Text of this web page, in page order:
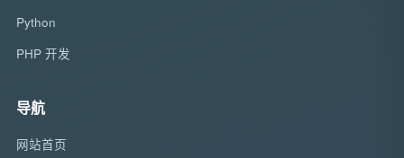
Python
PHP 开发
导航
网站首页